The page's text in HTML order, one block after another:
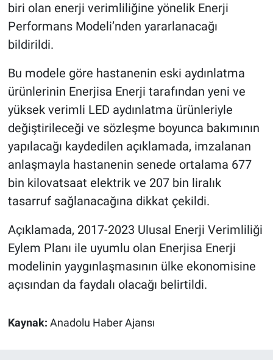
biri olan enerji verimliliğine yönelik Enerji
Performans Modeli’nden yararlanacağı
bildirildi.
Bu modele göre hastanenin eski aydınlatma
ürünlerinin Enerjisa Enerji tarafından yeni ve
yüksek verimli LED aydınlatma ürünleriyle
değiştirileceği ve sözleşme boyunca bakımının
yapılacağı kaydedilen açıklamada, imzalanan
anlaşmayla hastanenin senede ortalama 677
bin kilovatsaat elektrik ve 207 bin liralık
tasarruf sağlanacağına dikkat çekildi.
Açıklamada, 2017-2023 Ulusal Enerji Verimliliği
Eylem Planı ile uyumlu olan Enerjisa Enerji
modelinin yaygınlaşmasının ülke ekonomisine
açısından da faydalı olacağı belirtildi.
Kaynak: Anadolu Haber Ajansı